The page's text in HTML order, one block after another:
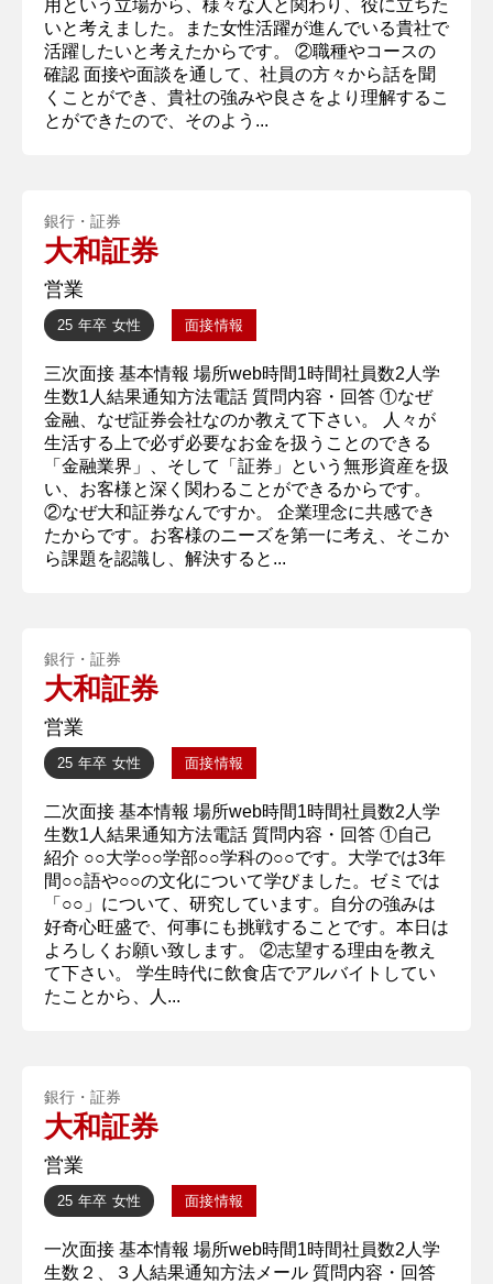
用という立場から、様々な人と関わり、役に立ちた
いと考えました。また女性活躍が進んでいる貴社で
活躍したいと考えたからです。 ②職種やコースの
確認 面接や面談を通して、社員の方々から話を聞
くことができ、貴社の強みや良さをより理解するこ
とができたので、そのよう...
銀行・証券
大和証券
営業
25 年卒 女性 面接情報
三次面接 基本情報 場所web時間1時間社員数2人学
生数1人結果通知方法電話 質問内容・回答 ①なぜ
金融、なぜ証券会社なのか教えて下さい。 人々が
生活する上で必ず必要なお金を扱うことのできる
「金融業界」、そして「証券」という無形資産を扱
い、お客様と深く関わることができるからです。
②なぜ大和証券なんですか。 企業理念に共感でき
たからです。お客様のニーズを第一に考え、そこか
ら課題を認識し、解決すると...
銀行・証券
大和証券
営業
25 年卒 女性 面接情報
二次面接 基本情報 場所web時間1時間社員数2人学
生数1人結果通知方法電話 質問内容・回答 ①自己
紹介 ○○大学○○学部○○学科の○○です。大学では3年
間○○語や○○の文化について学びました。ゼミでは
「○○」について、研究しています。自分の強みは
好奇心旺盛で、何事にも挑戦することです。本日は
よろしくお願い致します。 ②志望する理由を教え
て下さい。 学生時代に飲食店でアルバイトしてい
たことから、人...
銀行・証券
大和証券
営業
25 年卒 女性 面接情報
一次面接 基本情報 場所web時間1時間社員数2人学
生数２、３人結果通知方法メール 質問内容・回答